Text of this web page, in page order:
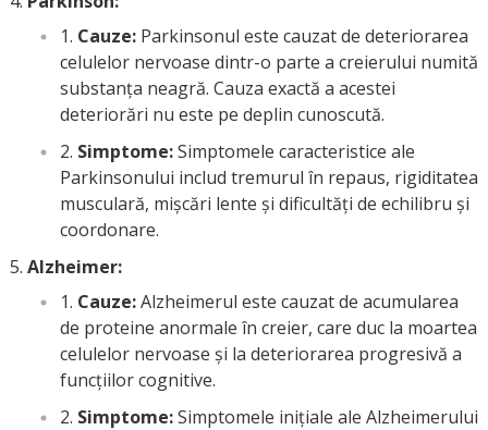
Cauze:Parkinsonul este cauzat de deteriorarea
celulelor nervoase dintr-o parte a creierului numită
substanța neagră. Cauza exactă a acestei
deteriorări nu este pe deplin cunoscută.
Simptome:Simptomele caracteristice ale
Parkinsonului includ tremurul în repaus, rigiditatea
musculară, mișcări lente și dificultăți de echilibru și
coordonare.
Alzheimer:
Cauze:Alzheimerul este cauzat de acumularea
de proteine anormale în creier, care duc la moartea
celulelor nervoase și la deteriorarea progresivă a
funcțiilor cognitive.
Simptome:Simptomele inițiale ale Alzheimerului